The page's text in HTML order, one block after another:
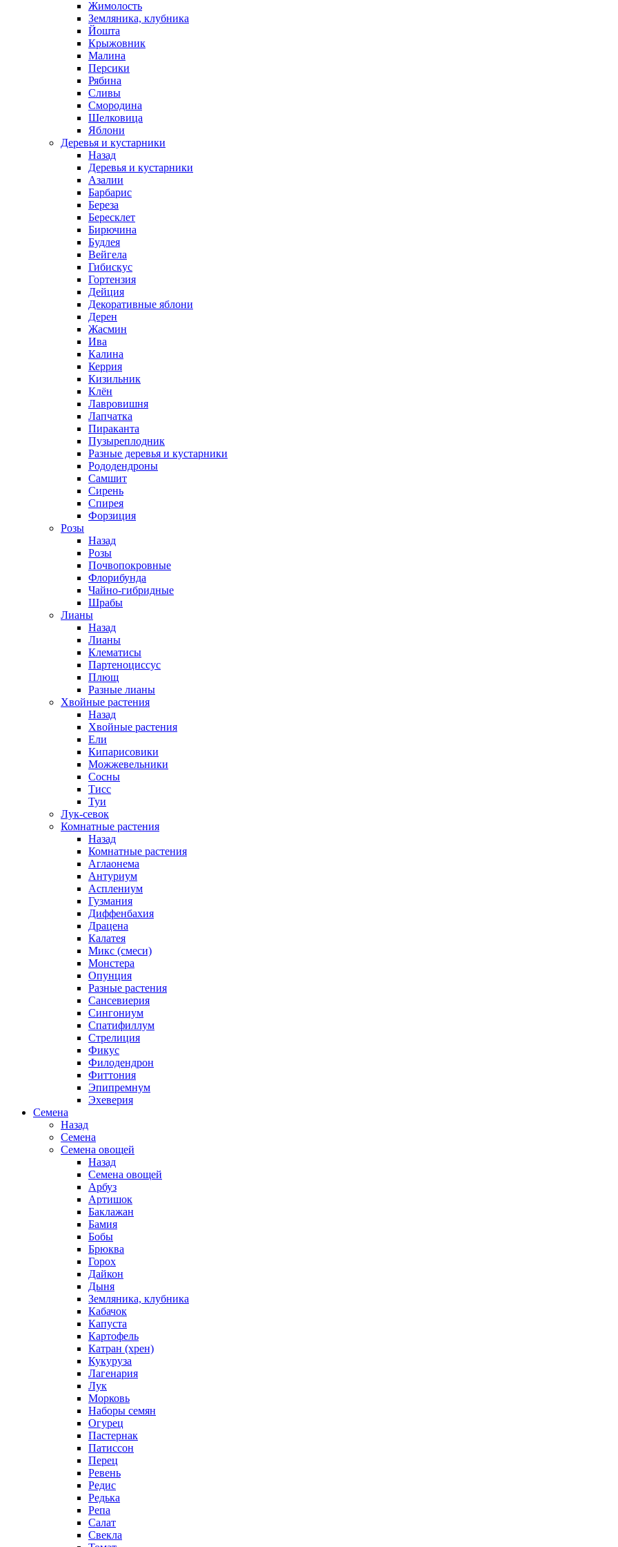
Жимолость
Земляника, клубника
Йошта
Крыжовник
Малина
Персики
Рябина
Сливы
Смородина
Шелковица
Яблони
Деревья и кустарники
Назад
Деревья и кустарники
Азалии
Барбарис
Береза
Бересклет
Бирючина
Будлея
Вейгела
Гибискус
Гортензия
Дейция
Декоративные яблони
Дерен
Жасмин
Ива
Калина
Керрия
Кизильник
Клён
Лавровишня
Лапчатка
Пираканта
Пузыреплодник
Разные деревья и кустарники
Рододендроны
Самшит
Сирень
Спирея
Форзиция
Розы
Назад
Розы
Почвопокровные
Флорибунда
Чайно-гибридные
Шрабы
Лианы
Назад
Лианы
Клематисы
Партеноциссус
Плющ
Разные лианы
Хвойные растения
Назад
Хвойные растения
Ели
Кипарисовики
Можжевельники
Сосны
Тисс
Туи
Лук-севок
Комнатные растения
Назад
Комнатные растения
Аглаонема
Антуриум
Асплениум
Гузмания
Диффенбахия
Драцена
Калатея
Микс (смеси)
Монстера
Опунция
Разные растения
Сансевиерия
Сингониум
Спатифиллум
Стрелиция
Фикус
Филодендрон
Фиттония
Эпипремнум
Эхеверия
Семена
Назад
Семена
Семена овощей
Назад
Семена овощей
Арбуз
Артишок
Баклажан
Бамия
Бобы
Брюква
Горох
Дайкон
Дыня
Земляника, клубника
Кабачок
Капуста
Картофель
Катран (хрен)
Кукуруза
Лагенария
Лук
Морковь
Наборы семян
Огурец
Пастернак
Патиссон
Перец
Ревень
Редис
Редька
Репа
Салат
Свекла